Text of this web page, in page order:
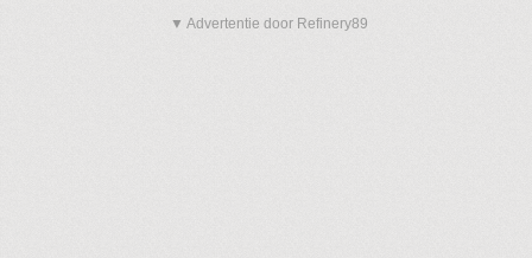
▼ Advertentie door Refinery89